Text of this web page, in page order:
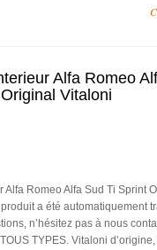
Alfa Romeo
Vitaloni
Alfa Romeo Alfa Sud Ti Sprint
a été automatiquement
n’hésitez pas à nous
TYPES. Vitaloni